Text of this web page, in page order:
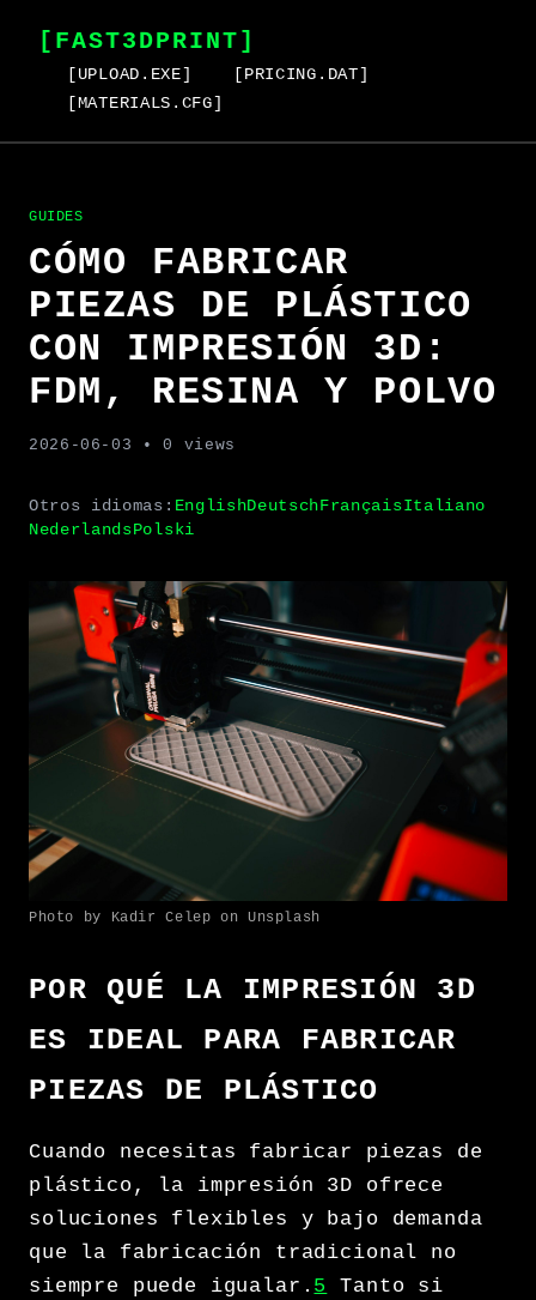
[FAST3DPRINT]
[UPLOAD.EXE]
[PRICING.DAT]
[MATERIALS.CFG]
GUIDES
CÓMO FABRICAR
PIEZAS DE PLÁSTICO
CON IMPRESIÓN 3D:
FDM, RESINA Y POLVO
2026-06-03 • 0 views
Otros idiomas: EnglishDeutschFrançaisItaliano
NederlandsPolski
Photo by Kadir Celep on Unsplash
POR QUÉ LA IMPRESIÓN 3D
ES IDEAL PARA FABRICAR
PIEZAS DE PLÁSTICO
Cuando necesitas fabricar piezas de
plástico, la impresión 3D ofrece
soluciones flexibles y bajo demanda
que la fabricación tradicional no
siempre puede igualar. 5
Tanto si